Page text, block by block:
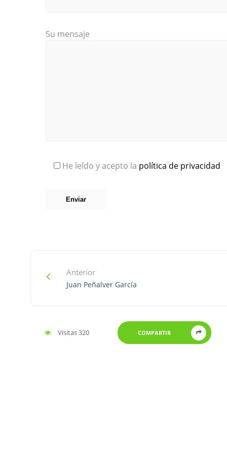
Su mensaje
He leído y acepto la política de privacidad
Anterior
Juan Peñalver García
Visitas 320 COMPARTIR